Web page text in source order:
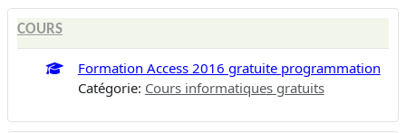
COURS
Formation Access 2016 gratuite programmation
Catégorie: Cours informatiques gratuits